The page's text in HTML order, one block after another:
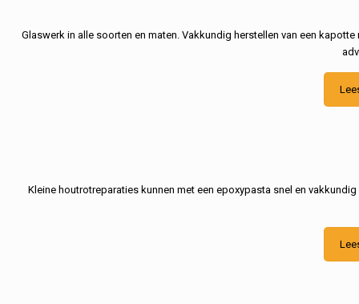
Glaswerk in alle soorten en maten. Vakkundig herstellen van een
Kleine houtrotreparaties kunnen met een epoxypasta snel en